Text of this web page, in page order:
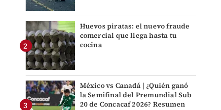
Huevos piratas: el nuevo fraude
comercial que llega hasta tu
cocina
México vs Canadá | ¿Quién ganó
la Semifinal del Premundial Sub
20 de Concacaf 2026? Resumen